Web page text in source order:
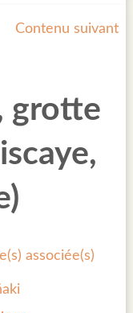
Contenu suivant
grotte
associée(s)